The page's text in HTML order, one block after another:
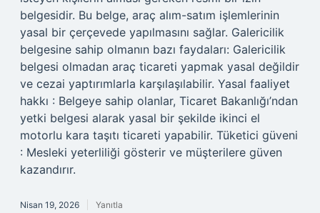
belgesidir. Bu belge, araç alım-satım işlemlerinin
yasal bir çerçevede yapılmasını sağlar. Galericilik
belgesine sahip olmanın bazı faydaları: Galericilik
belgesi olmadan araç ticareti yapmak yasal değildir
ve cezai yaptırımlarla karşılaşılabilir. Yasal faaliyet
hakkı : Belgeye sahip olanlar, Ticaret Bakanlığı’ndan
yetki belgesi alarak yasal bir şekilde ikinci el
motorlu kara taşıtı ticareti yapabilir. Tüketici güveni
: Mesleki yeterliliği gösterir ve müşterilere güven
kazandırır.
Nisan 19, 2026 Yanıtla